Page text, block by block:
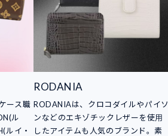
ース職
ル
ルイ・
RODANIA
RODANIAは、クロコダイルやパイソ
ンなどのエキゾチックレザーを使用
したアイテムも人気のブランド。素